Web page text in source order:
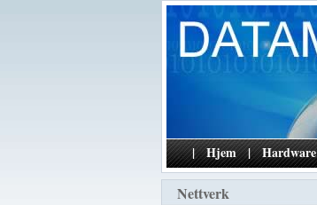
| Hjem | Hardware
Nettverk